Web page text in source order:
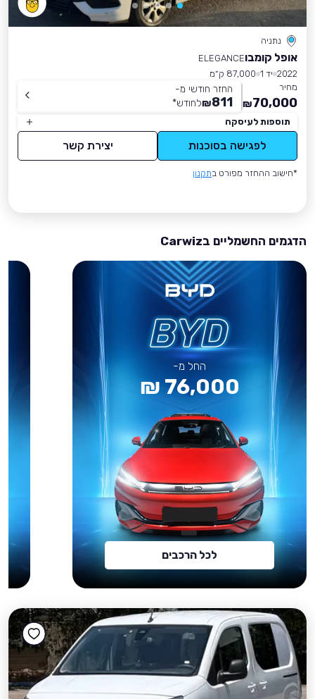
נתניה
אופל קומבוELEGANCE
2022 יד 1
87,000 ק״מ
מחיר
70,000
₪
החזר חודשי מ-
811
₪לחודש*
תוספות לעיסקה
לפגישה בסוכנות יצירת קשר
*חישוב ההחזר מפורט בתקנון
הדגמים החשמליים בCarwiz
החל מ-
76,000 ₪
לכל הרכבים